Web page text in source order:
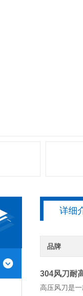
详细
品牌
304风刀耐
高压风刀是